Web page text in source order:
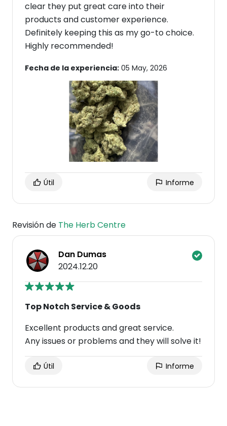
clear they put great care into their
products and customer experience.
Definitely keeping this as my go-to choice.
Highly recommended!
Fecha de la experiencia: 05 May, 2026
Útil Informe
Revisión de The Herb Centre
Dan Dumas
2024.12.20
Top Notch Service & Goods
Excellent products and great service.
Any issues or problems and they will solve it!
Útil Informe